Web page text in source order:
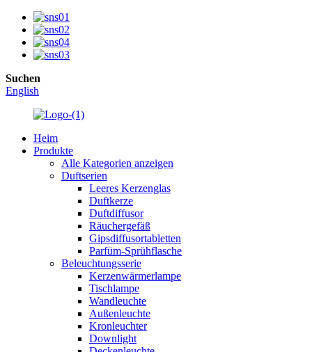
Suchen
English
Heim
Produkte
Alle Kategorien anzeigen
Duftserien
Leeres Kerzenglas
Duftkerze
Duftdiffusor
Räuchergefäß
Gipsdiffusortabletten
Parfüm-Sprühflasche
Beleuchtungsserie
Kerzenwärmerlampe
Tischlampe
Wandleuchte
Außenleuchte
Kronleuchter
Downlight